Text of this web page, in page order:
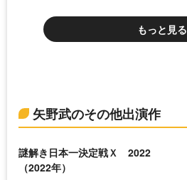
もっと見る
矢野武のその他出演作
謎解き日本一決定戦Ｘ 2022
（2022年）